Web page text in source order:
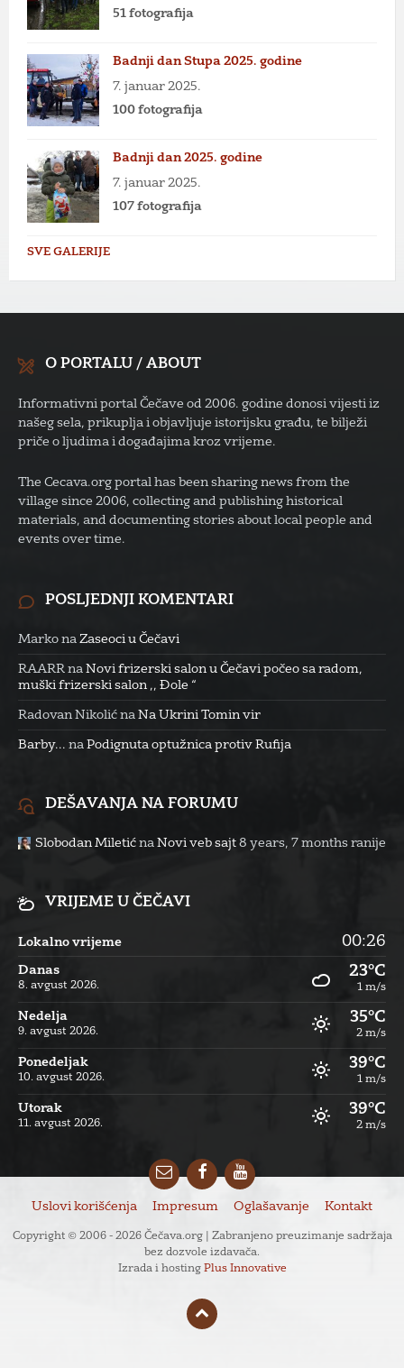
51 fotografija
Badnji dan Stupa 2025. godine
7. januar 2025.
100 fotografija
Badnji dan 2025. godine
7. januar 2025.
107 fotografija
SVE GALERIJE
O PORTALU / ABOUT
Informativni portal Čečave od 2006. godine donosi vijesti iz
našeg sela, prikuplja i objavljuje istorijsku građu, te bilježi
priče o ljudima i događajima kroz vrijeme.
The Cecava.org portal has been sharing news from the
village since 2006, collecting and publishing historical
materials, and documenting stories about local people and
events over time.
POSLJEDNJI KOMENTARI
Marko na Zaseoci u Čečavi
RAARR na Novi frizerski salon u Čečavi počeo sa radom,
muški frizerski salon ,, Đole “
Radovan Nikolić na Na Ukrini Tomin vir
Barby... na Podignuta optužnica protiv Rufija
DEŠAVANJA NA FORUMU
Slobodan Miletić na Novi veb sajt 8 years, 7 months ranije
VRIJEME U ČEČAVI
Lokalno vrijeme 00:26
Danas
8. avgust 2026.
23°C
1 m/s
Nedelja
9. avgust 2026.
35°C
2 m/s
Ponedeljak
10. avgust 2026.
39°C
1 m/s
Utorak
11. avgust 2026.
39°C
2 m/s
EmailFacebookYouTube
Uslovi korišćenja Impresum Oglašavanje Kontakt
Copyright © 2006 - 2026 Čečava.org | Zabranjeno preuzimanje sadržaja
bez dozvole izdavača.
Izrada i hosting Plus Innovative